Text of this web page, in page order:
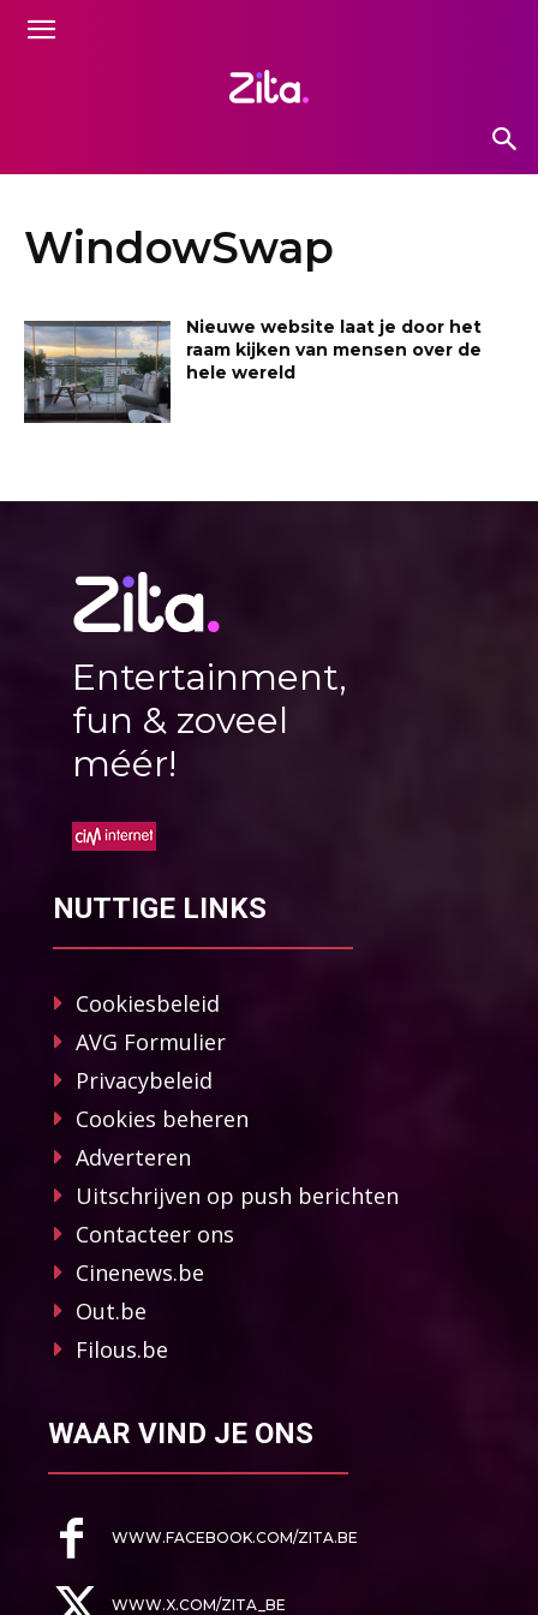
WindowSwap
Nieuwe website laat je door het
raam kijken van mensen over de
hele wereld
Entertainment,
fun & zoveel
méér!
NUTTIGE LINKS
Cookiesbeleid
AVG Formulier
Privacybeleid
Cookies beheren
Adverteren
Uitschrijven op push berichten
Contacteer ons
Cinenews.be
Out.be
Filous.be
WAAR VIND JE ONS
WWW.FACEBOOK.COM/ZITA.BE
WWW.X.COM/ZITA_BE